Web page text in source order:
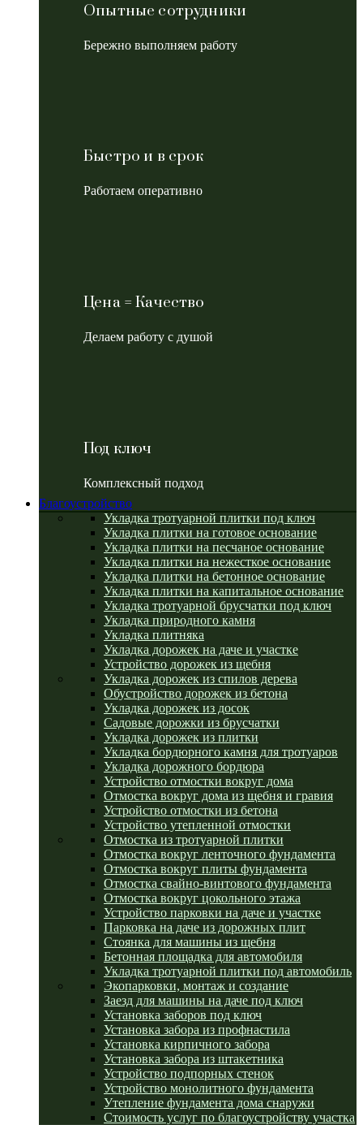
Опытные сотрудники
Бережно выполняем работу
Быстро и в срок
Работаем оперативно
Цена = Качество
Делаем работу с душой
Под ключ
Комплексный подход
Благоустройство
Укладка тротуарной плитки под ключ
Укладка плитки на готовое основание
Укладка плитки на песчаное основание
Укладка плитки на нежесткое основание
Укладка плитки на бетонное основание
Укладка плитки на капитальное основание
Укладка тротуарной брусчатки под ключ
Укладка природного камня
Укладка плитняка
Укладка дорожек на даче и участке
Устройство дорожек из щебня
Укладка дорожек из спилов дерева
Обустройство дорожек из бетона
Укладка дорожек из досок
Садовые дорожки из брусчатки
Укладка дорожек из плитки
Укладка бордюрного камня для тротуаров
Укладка дорожного бордюра
Устройство отмостки вокруг дома
Отмостка вокруг дома из щебня и гравия
Устройство отмостки из бетона
Устройство утепленной отмостки
Отмостка из тротуарной плитки
Отмостка вокруг ленточного фундамента
Отмостка вокруг плиты фундамента
Отмостка свайно-винтового фундамента
Отмостка вокруг цокольного этажа
Устройство парковки на даче и участке
Парковка на даче из дорожных плит
Стоянка для машины из щебня
Бетонная площадка для автомобиля
Укладка тротуарной плитки под автомобиль
Экопарковки, монтаж и создание
Заезд для машины на даче под ключ
Установка заборов под ключ
Установка забора из профнастила
Установка кирпичного забора
Установка забора из штакетника
Устройство подпорных стенок
Устройство монолитного фундамента
Утепление фундамента дома снаружи
Стоимость услуг по благоустройству участка